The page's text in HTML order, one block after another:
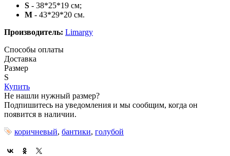
S - 38*25*19 см;
M - 43*29*20 см.
Производитель: Limargy
Способы оплаты
Доставка
Размер
S
Купить
Не нашли нужный размер?
Подпишитесь на уведомления и мы сообщим, когда он
появится в наличии.
коричневый, бантики, голубой